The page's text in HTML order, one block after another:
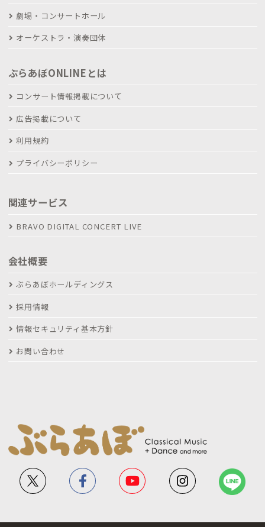
劇場・コンサートホール
オーケストラ・演奏団体
ぶらあぼONLINEとは
コンサート情報掲載について
広告掲載について
利用規約
プライバシーポリシー
関連サービス
BRAVO DIGITAL CONCERT LIVE
会社概要
ぶらあぼホールディングス
採用情報
情報セキュリティ基本方針
お問い合わせ